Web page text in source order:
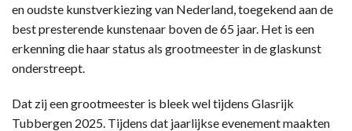
en oudste kunstverkiezing van Nederland, toegekend aan de
best presterende kunstenaar boven de 65 jaar. Het is een
erkenning die haar status als grootmeester in de glaskunst
onderstreept.
Dat zij een grootmeester is bleek wel tijdens Glasrijk
Tubbergen 2025. Tijdens dat jaarlijkse evenement maakten